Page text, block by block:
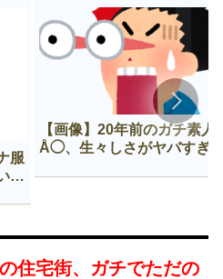
服
う
【画像】20年前のガチ素人
Å◯、生々しさがヤバすぎ
住宅街、ガチでただの